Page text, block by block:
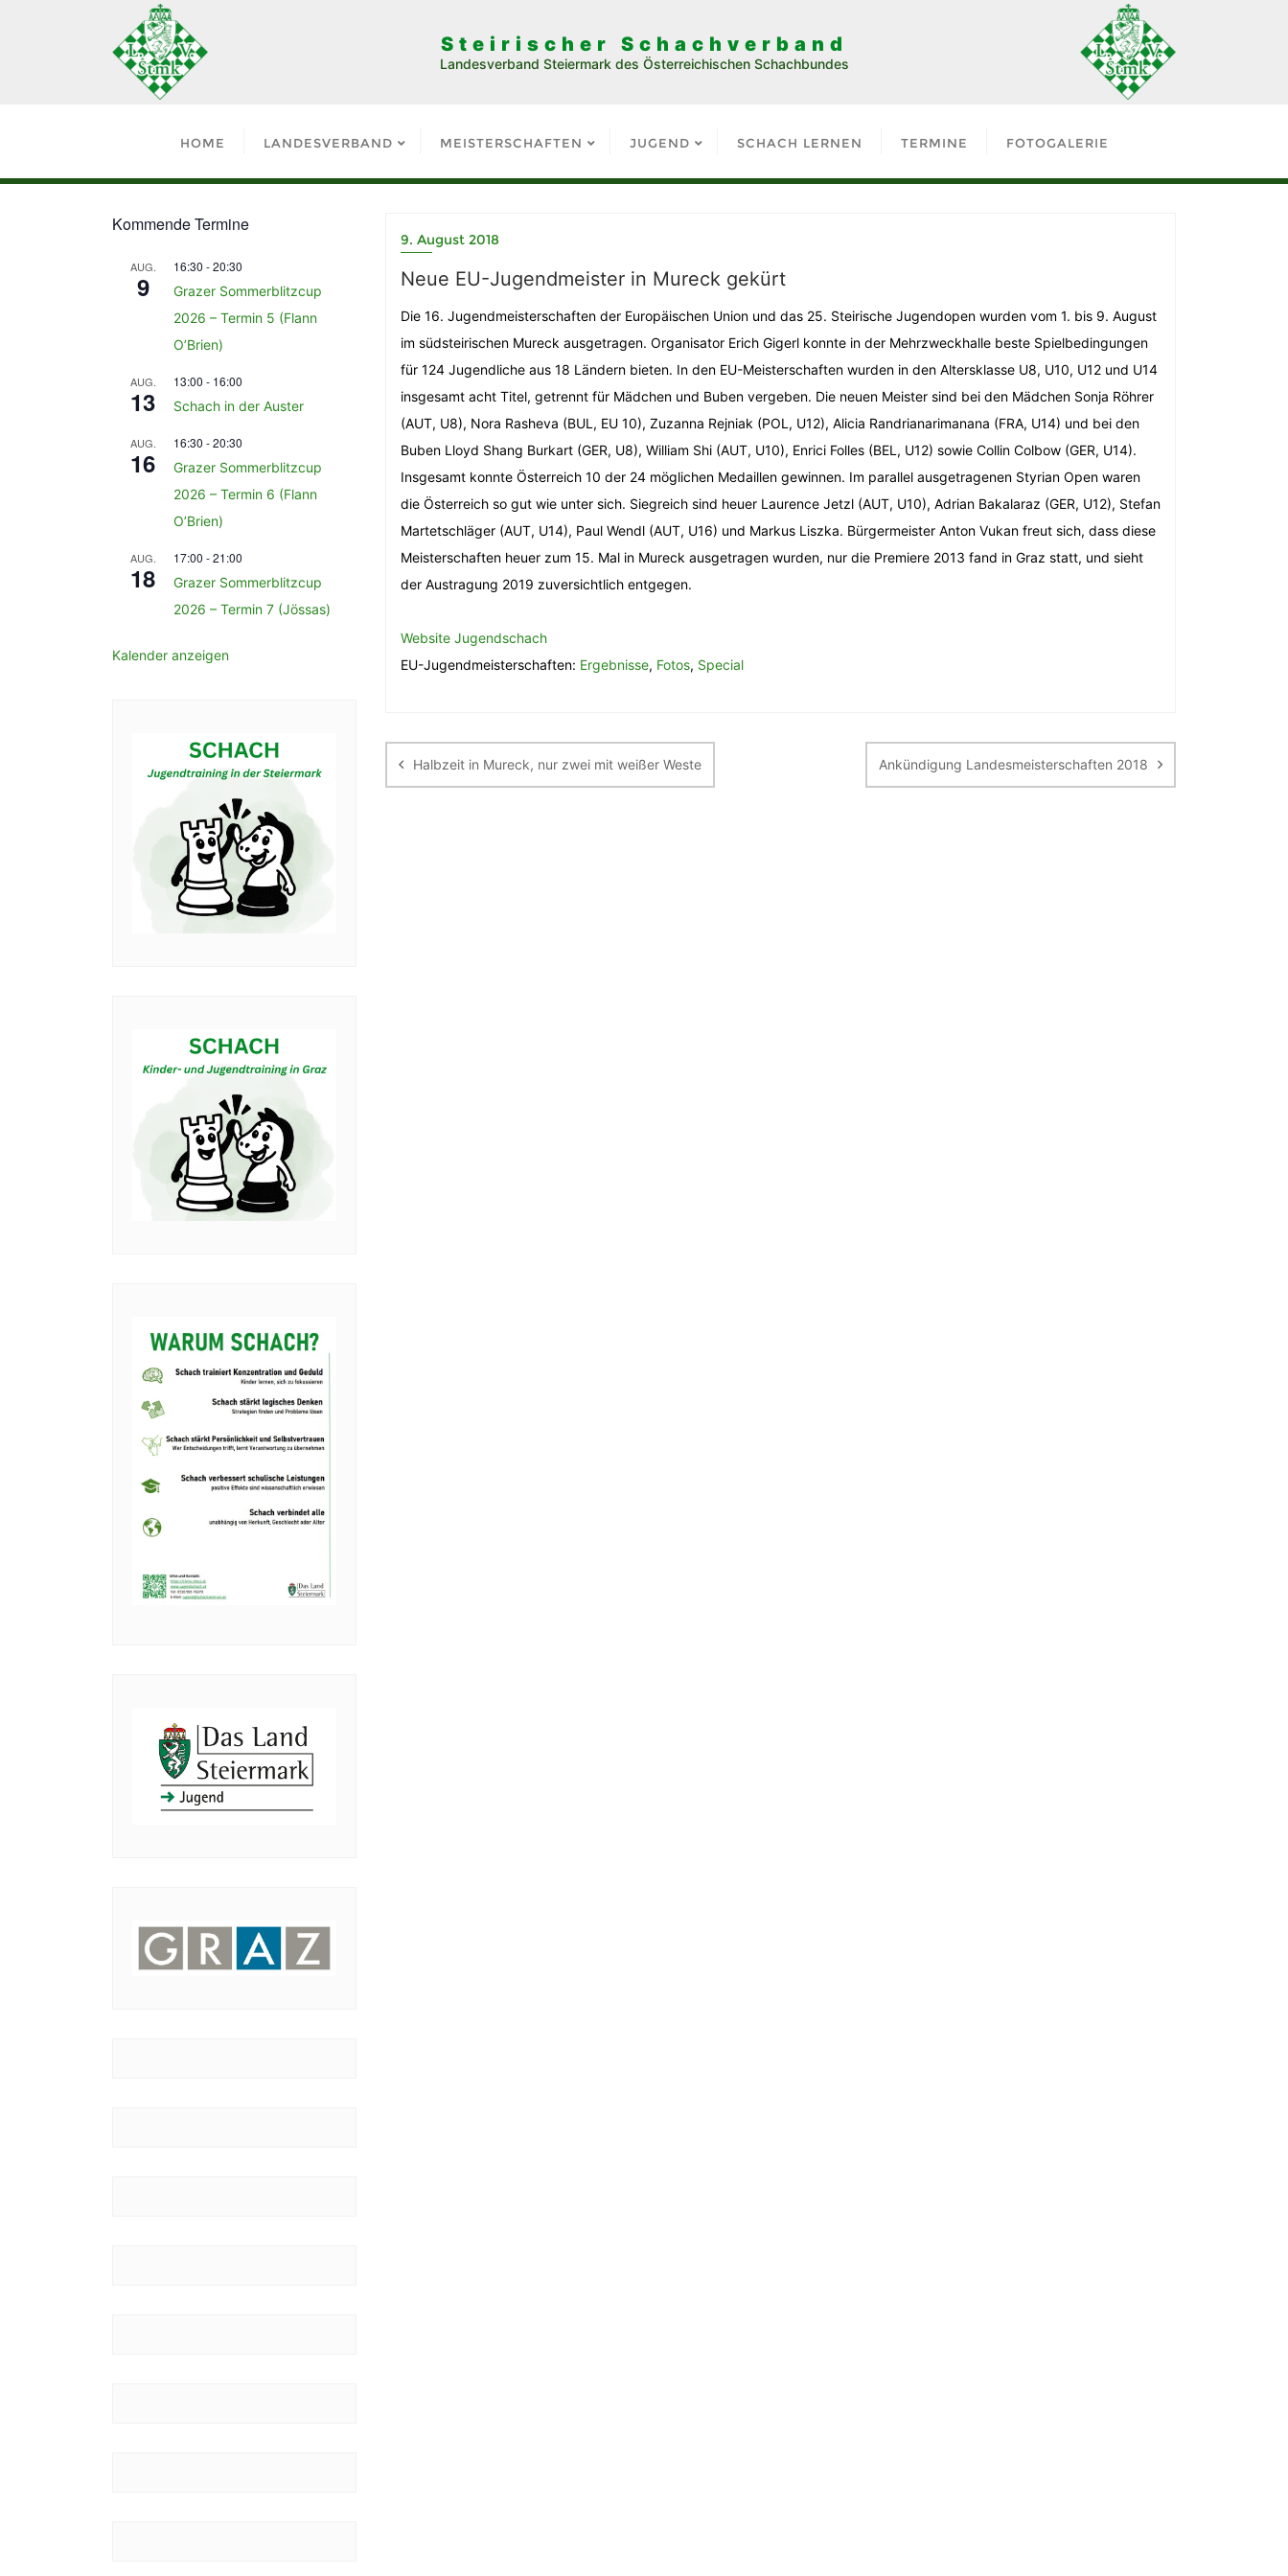
Steirischer Schachverband
Landesverband Steiermark des Österreichischen Schachbundes
HOME LANDESVERBAND MEISTERSCHAFTEN JUGEND SCHACH LERNEN TERMINE FOTOGALERIE
9. August 2018
Neue EU-Jugendmeister in Mureck gekürt
Die 16. Jugendmeisterschaften der Europäischen Union und das 25. Steirische Jugendopen wurden vom 1. bis 9. August
im südsteirischen Mureck ausgetragen. Organisator Erich Gigerl konnte in der Mehrzweckhalle beste Spielbedingungen
für 124 Jugendliche aus 18 Ländern bieten. In den EU-Meisterschaften wurden in den Altersklasse U8, U10, U12 und U14
insgesamt acht Titel, getrennt für Mädchen und Buben vergeben. Die neuen Meister sind bei den Mädchen Sonja Röhrer
(AUT, U8), Nora Rasheva (BUL, EU 10), Zuzanna Rejniak (POL, U12), Alicia Randrianarimanana (FRA, U14) und bei den
Buben Lloyd Shang Burkart (GER, U8), William Shi (AUT, U10), Enrici Folles (BEL, U12) sowie Collin Colbow (GER, U14).
Insgesamt konnte Österreich 10 der 24 möglichen Medaillen gewinnen. Im parallel ausgetragenen Styrian Open waren
die Österreich so gut wie unter sich. Siegreich sind heuer Laurence Jetzl (AUT, U10), Adrian Bakalaraz (GER, U12), Stefan
Martetschläger (AUT, U14), Paul Wendl (AUT, U16) und Markus Liszka. Bürgermeister Anton Vukan freut sich, dass diese
Meisterschaften heuer zum 15. Mal in Mureck ausgetragen wurden, nur die Premiere 2013 fand in Graz statt, und sieht
der Austragung 2019 zuversichtlich entgegen.
Website Jugendschach
EU-Jugendmeisterschaften: Ergebnisse, Fotos, Special
Halbzeit in Mureck, nur zwei mit weißer Weste Ankündigung Landesmeisterschaften 2018
Kommende Termine
AUG.
9
16:30 -20:30
Grazer Sommerblitzcup
2026 – Termin 5 (Flann
O’Brien)
AUG.
13
13:00 - 16:00
Schach in der Auster
AUG.
16
16:30 -20:30
Grazer Sommerblitzcup
2026 – Termin 6 (Flann
O’Brien)
AUG.
18
17:00 -21:00
Grazer Sommerblitzcup
2026 – Termin 7 (Jössas)
Kalender anzeigen